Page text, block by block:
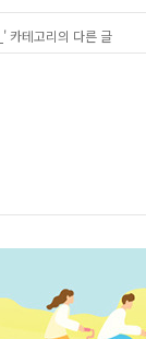
' 카테고리의 다른 글